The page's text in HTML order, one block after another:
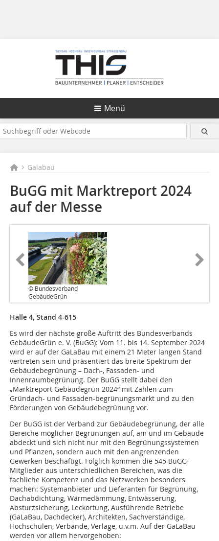
Menü
Galabau
BuGG mit Marktreport 2024
auf der Messe
© Bundesverband
GebäudeGrün
Halle 4, Stand 4-615
Es wird der nächste große Auftritt des Bundesverbands
GebäudeGrün e. V. (BuGG): Vom 11. bis 14. September 2024
wird er auf der GaLaBau mit einem 21 Meter langen Stand
vertreten sein und präsentiert das breite Spektrum der
Gebäudebegrünung – Dach-, Fassaden- und
Innenraumbegrünung. Der BuGG stellt dabei den
„Marktreport Gebäudegrün 2024“ mit Zahlen zum
Gründach- und Fassaden-begrünungsmarkt und zu den
Förderungen von Gebäudebegrünung vor.
Der BuGG ist der Verband zur Gebäudebegrünung, der alle
Bereiche möglicher Begrünungen auf, am und im Gebäude
abdeckt und sich nicht nur mit den Begrünungssystemen
und Pflanzen, sondern auch mit den angrenzenden
Gewerken beschäftigt. Folglich kommen die 545 BuGG-
Mitglieder aus unterschiedlichen Bereichen, was die
fachliche Kompetenz und das Netzwerken besonders
machen: Systemanbieter und Lieferanten für Begrünung,
Dachabdichtung, Wärmedämmung, Entwässerung,
Absturzsicherung, Leckortung, Ausführende Betriebe
(GaLaBau, Dachdecker), Architekten, Sachverständige,
Hochschulen, Verbände, Verlage, u.v.m. Auf der GaLaBau
werden vor allem hervorgehoben: